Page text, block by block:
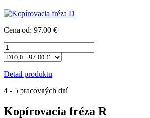
Cena od: 97.00 €
Detail produktu
4 - 5 pracovných dní
Kopírovacia fréza R